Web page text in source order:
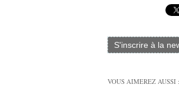
S'inscrire à la
VOUS AIMEREZ AUSSI :